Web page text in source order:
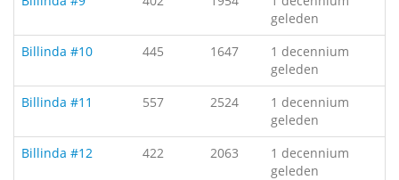
geleden
Billinda #10
445 1647
1 decennium
geleden
Billinda #11
557 2524
1 decennium
geleden
Billinda #12
422 2063
1 decennium
geleden